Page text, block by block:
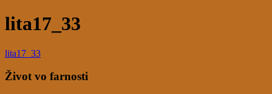
lita17_33
lita17_33
Život vo farnosti